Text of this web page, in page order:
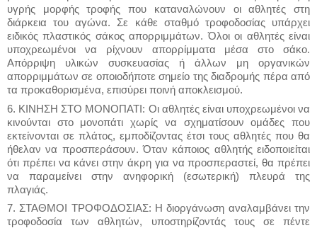
υγρής μορφής τροφής που καταναλώνουν οι αθλητές στη
διάρκεια του αγώνα. Σε κάθε σταθμό τροφοδοσίας υπάρχει
ειδικός πλαστικός σάκος απορριμμάτων. Όλοι οι αθλητές είναι
υποχρεωμένοι να ρίχνουν απορρίμματα μέσα στο σάκο.
Απόρριψη υλικών συσκευασίας ή άλλων μη οργανικών
απορριμμάτων σε οποιοδήποτε σημείο της διαδρομής πέρα από
τα προκαθορισμένα, επισύρει ποινή αποκλεισμού.
6. ΚΙΝΗΣΗ ΣΤΟ ΜΟΝΟΠΑΤΙ: Οι αθλητές είναι υποχρεωμένοι να
κινούνται στο μονοπάτι χωρίς να σχηματίσουν ομάδες που
εκτείνονται σε πλάτος, εμποδίζοντας έτσι τους αθλητές που θα
ήθελαν να προσπεράσουν. Όταν κάποιος αθλητής ειδοποιείται
ότι πρέπει να κάνει στην άκρη για να προσπεραστεί, θα πρέπει
να παραμείνει στην ανηφορική (εσωτερική) πλευρά της
πλαγιάς.
7. ΣΤΑΘΜΟΙ ΤΡΟΦΟΔΟΣΙΑΣ: Η διοργάνωση αναλαμβάνει την
τροφοδοσία των αθλητών, υποστηρίζοντάς τους σε πέντε